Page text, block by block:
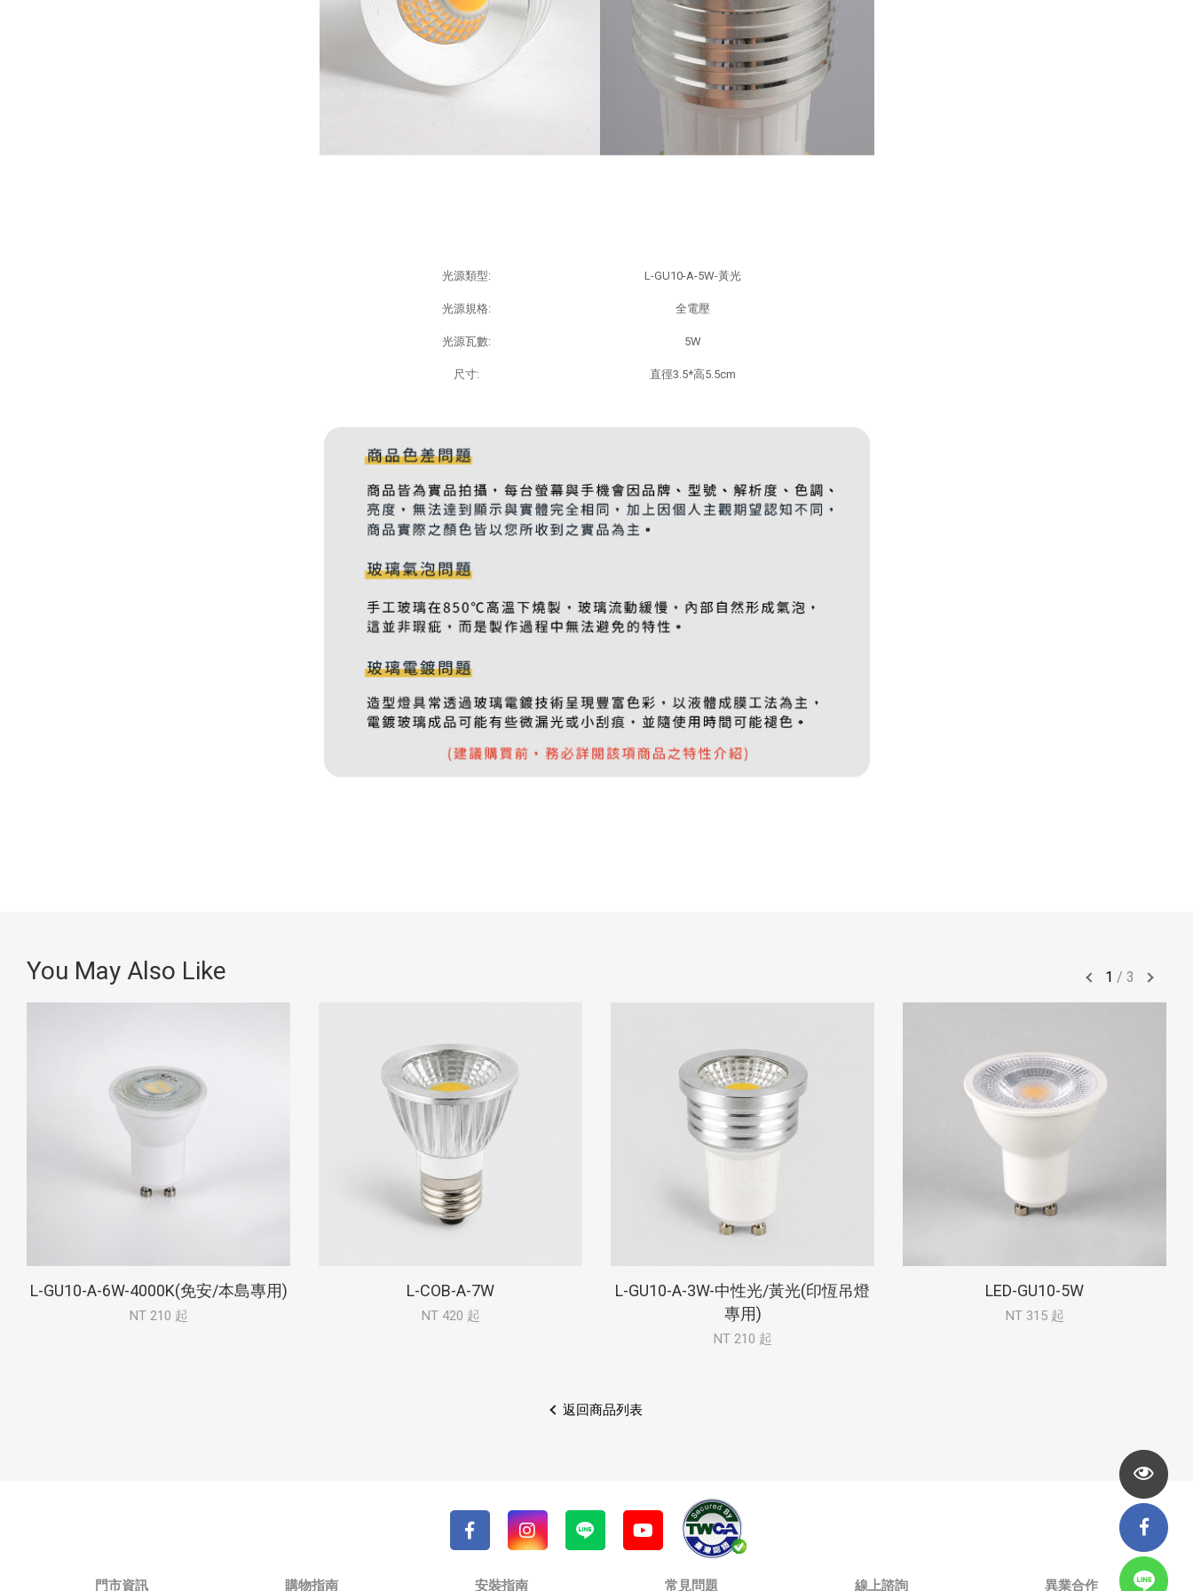
光源類型: L-GU10-A-5W-黃光
光源規格: 全電壓
光源瓦數: 5W
尺寸: 直徑3.5*高5.5cm
You May Also Like 1 / 3
L-GU10-A-6W-4000K(免安/本島專用)
NT 210 起
L-COB-A-7W
NT 420 起
L-GU10-A-3W-中性光/黃光(印恆吊燈
專用)
NT 210 起
LED-GU10-5W
NT 315 起
返回商品列表
門市資訊 購物指南 安裝指南 常見問題 線上諮詢 異業合作